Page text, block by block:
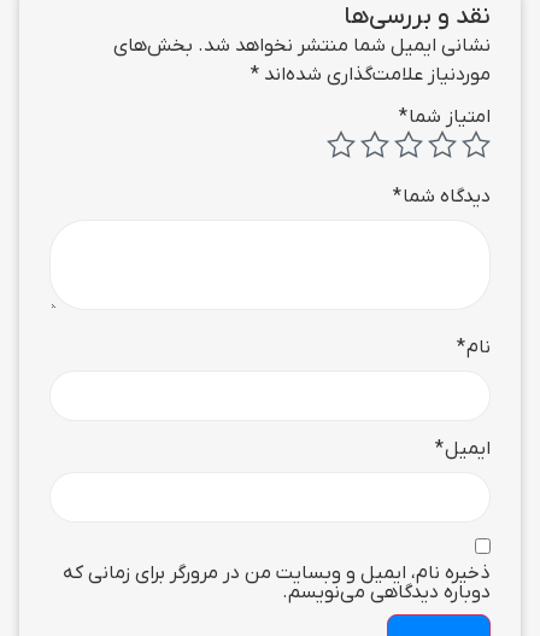
نقد و بررسی‌ها
نشانی ایمیل شما منتشر نخواهد شد. بخش‌های
موردنیاز علامت‌گذاری شده‌اند *
امتیاز شما*
دیدگاه شما*
نام*
ایمیل*
ذخیره نام، ایمیل و وبسایت من در مرورگر برای زمانی که
دوباره دیدگاهی می‌نویسم.